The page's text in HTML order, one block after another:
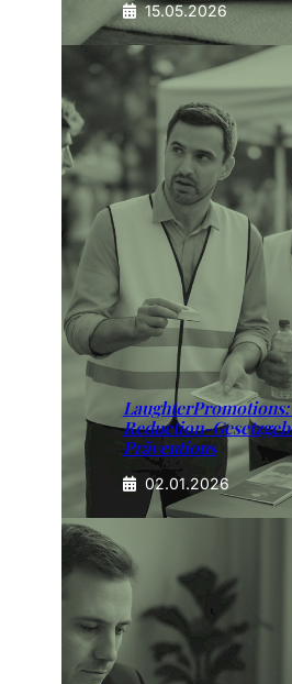
15.05.2026
Reduction-
Präventions
02.01.2026